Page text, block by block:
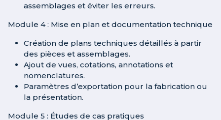
assemblages et éviter les erreurs.
Module 4 : Mise en plan et documentation technique
Création de plans techniques détaillés à partir
des pièces et assemblages.
Ajout de vues, cotations, annotations et
nomenclatures.
Paramètres d’exportation pour la fabrication ou
la présentation.
Module 5 : Études de cas pratiques